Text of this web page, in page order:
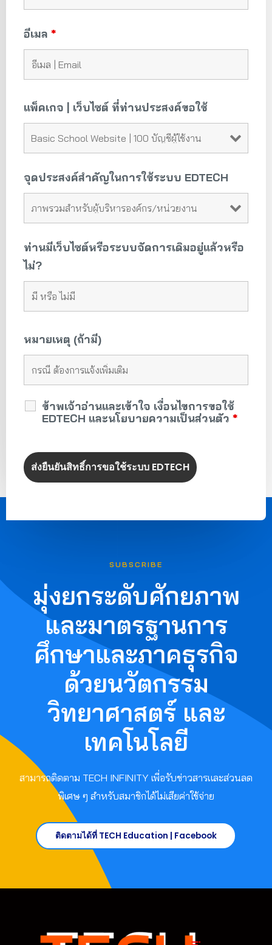
อีเมล *
แพ็คเกจ | เว็บไซต์ ที่ท่านประสงค์ขอใช้
จุดประสงค์สำคัญในการใช้ระบบ EDTECH
ท่านมีเว็บไซต์หรือระบบจัดการเดิมอยู่แล้วหรือ
ไม่?
หมายเหตุ (ถ้ามี)
ข้าพเจ้าอ่านและเข้าใจ เงื่อนไขการขอใช้
EDTECH และนโยบายความเป็นส่วนตัว *
SUBSCRIBE
มุ่งยกระดับศักยภาพ
และมาตรฐานการ
ศึกษาและภาคธุรกิจ
ด้วยนวัตกรรม
วิทยาศาสตร์ และ
เทคโนโลยี
สามารถติดตาม TECH INFINITY เพี่อรับข่าวสารและส่วนลด
พิเศษ ๆ สำหรับสมาชิกได้ไม่เสียค่าใช้จ่าย
ติดตามได้ที่ TECH Education | Facebook